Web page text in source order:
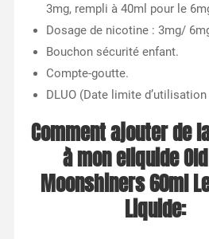
3mg, rempli à 40ml pour le
Dosage de nicotine : 3mg/
Bouchon sécurité enfant.
Compte-goutte.
DLUO (Date limite
Comment ajouter de
à mon eliquide
Moonshiners 60ml
Liquide: